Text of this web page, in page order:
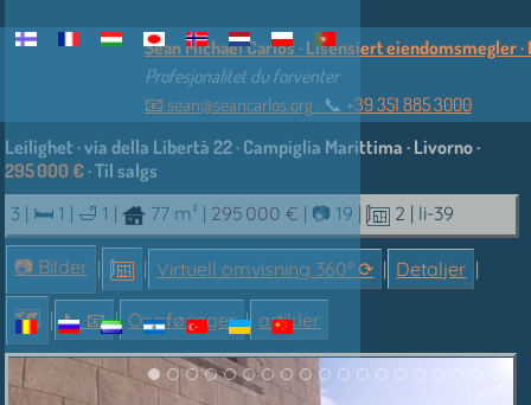
Sean Michael Carlos · Lisensiert eiendomsmegler ·
Profesjonalitet du forventer
📧 sean@seancarlos.org· 📞︎ +39 351 885 3000
Leilighet · via della Libertà 22 · Campiglia Marittima · Livorno ·
295 000 €· Til salgs
3 | 🛏 1 | 🛁 1 | 77 m² | 295 000 € | 📷 19 | 2 | li-39
📷 Bilder | | Virtuell omvisning 360° ⟳ | Detaljer |
🗺 | 📞︎ 📧 | Oppføringer | artikler